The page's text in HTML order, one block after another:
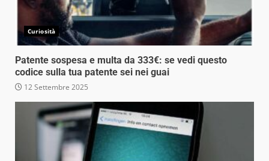
Curiosità
Patente sospesa e multa da 333€: se vedi questo
codice sulla tua patente sei nei guai
12 Settembre 2025